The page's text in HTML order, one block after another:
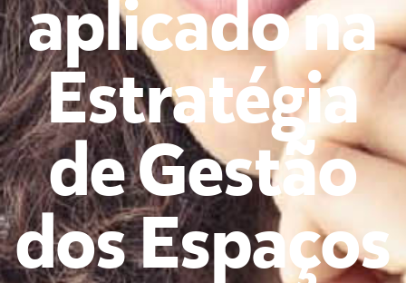
aplicado na
Estratégia
de Gestão
dos Espaços